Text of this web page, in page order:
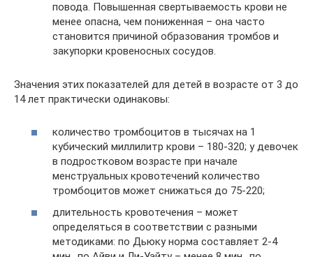
повода. Повышенная свертываемость крови не
менее опасна, чем пониженная – она часто
становится причиной образования тромбов и
закупорки кровеносных сосудов.
Значения этих показателей для детей в возрасте от 3 до
14 лет практически одинаковы:
количество тромбоцитов в тысячах на 1
кубический миллилитр крови – 180-320; у девочек
в подростковом возрасте при начале
менструальных кровотечений количество
тромбоцитов может снижаться до 75-220;
длительность кровотечения – может
определяться в соответствии с разными
методиками: по Дьюку норма составляет 2-4